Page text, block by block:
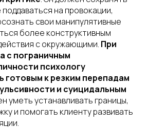
на провокации,
свои манипулятивные
более конструктивным
с окружающими. При
с пограничным
психологу
готовым к резким перепадам
и суицидальным
уметь устанавливать границы,
и помогать клиенту развивать